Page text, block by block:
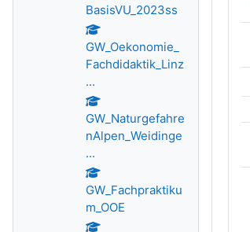
BasisVU_2023ss
GW_Oekonomie_
Fachdidaktik_Linz
...
GW_Naturgefahre
nAlpen_Weidinge
...
GW_Fachpraktiku
m_OOE